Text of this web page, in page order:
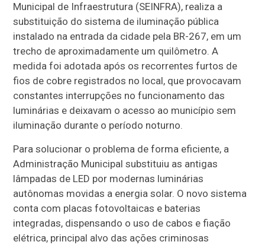
Municipal de Infraestrutura (SEINFRA), realiza a
substituição do sistema de iluminação pública
instalado na entrada da cidade pela BR-267, em um
trecho de aproximadamente um quilômetro. A
medida foi adotada após os recorrentes furtos de
fios de cobre registrados no local, que provocavam
constantes interrupções no funcionamento das
luminárias e deixavam o acesso ao município sem
iluminação durante o período noturno.
Para solucionar o problema de forma eficiente, a
Administração Municipal substituiu as antigas
lâmpadas de LED por modernas luminárias
autônomas movidas a energia solar. O novo sistema
conta com placas fotovoltaicas e baterias
integradas, dispensando o uso de cabos e fiação
elétrica, principal alvo das ações criminosas